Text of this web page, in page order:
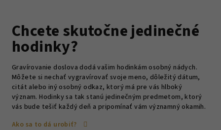
Chcete skutočne jedinečné
hodinky?
Gravírovanie doslova dodá vašim hodinkám osobný nádych.
Môžete si nechať vygravírovať svoje meno, dôležitý dátum,
citát alebo iný osobný odkaz, ktorý má pre vás hlboký
význam. Hodinky sa tak stanú jedinečným predmetom, ktorý
vás bude tešiť každý deň a pripomínať vám významný okamih.
Ako sa to dá urobiť?